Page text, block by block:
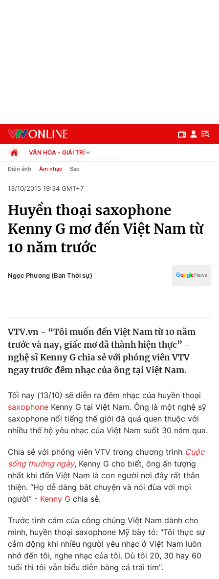
Chuyên mục
Chính trị
Xã hội
Pháp luật
Thế giới
Tin tức
Thế giới đó đây
Câu chuyện quốc tế
Kinh tế
Thị trường
Góc doanh nghiệp
Dữ liệu và đời sống
Truyền hình
Hậu trường
Nhân vật
Khán giả
Giải sao mai
Giải trí
Điện ảnh
Âm nhạc
Đời sống
Du lịch
Làm đẹp
Chất lượng cuộc sống
Giáo dục
Tuyển sinh
Học trực tuyến
Công nghệ
Hitech Công nghệ tương lai
Sản phẩm
Giao lưu trực tuyến
VĂN HÓA - GIẢI TRÍ
Chính trị
Pháp luật
Kinh tế
Thể thao
Truyền hình
Văn hóa - Giải trí
Công nghệ
Điện ảnh Âm nhạc Sao
13/10/2015 19:34 GMT+7
Huyền thoại saxophone
Kenny G mơ đến Việt Nam từ
10 năm trước
Ngọc Phương (Ban Thời sự)
VTV.vn - “Tôi muốn đến Việt Nam từ 10 năm
trước và nay, giấc mơ đã thành hiện thực” -
nghệ sĩ Kenny G chia sẻ với phóng viên VTV
ngay trước đêm nhạc của ông tại Việt Nam.
Tối nay (13/10) sẽ diễn ra đêm nhạc của huyền thoại
saxophone Kenny G tại Việt Nam. Ông là một nghệ sỹ
saxophone nổi tiếng thế giới đã quá quen thuộc với
nhiều thế hệ yêu nhạc của Việt Nam suốt 30 năm qua.
Chia sẻ với phóng viên VTV trong chương trình Cuộc
sống thường ngày, Kenny G cho biết, ông ấn tượng
nhất khi đến Việt Nam là con người nơi đây rất thân
thiện. “Họ dễ dàng bắt chuyện và nói đùa với mọi
người” - Kenny G chia sẻ.
Trước tình cảm của công chúng Việt Nam dành cho
mình, huyền thoại saxophone Mỹ bày tỏ: "Tôi thực sự
cảm động khi nhiều người yêu nhạc ở Việt Nam luôn
nhớ đến tôi, nghe nhạc của tôi. Dù tôi 20, 30 hay 60
tuổi thì tôi vẫn biểu diễn bằng cả trái tim".